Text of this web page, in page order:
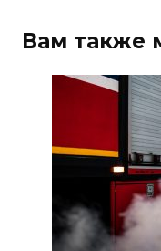
Вам также